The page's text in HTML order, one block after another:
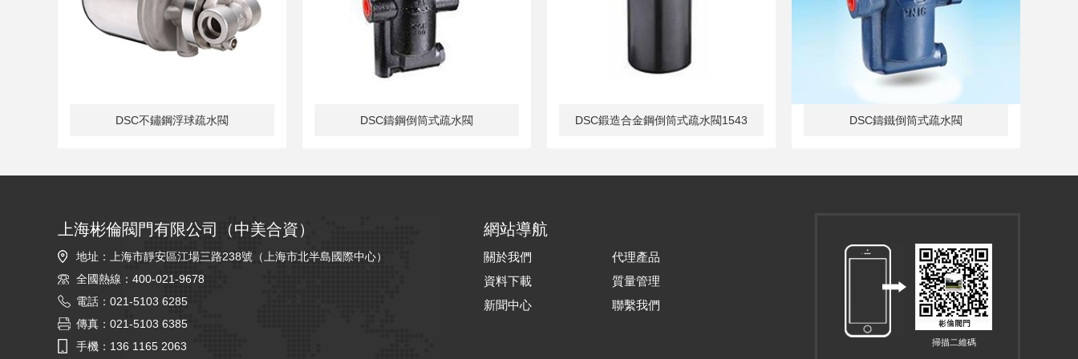
DSC不鏽鋼浮球疏水閥 DSC鑄鋼倒筒式疏水閥 DSC鍛造合金鋼倒筒式疏水閥1543 DSC鑄鐵倒筒式疏水閥
上海彬倫閥門有限公司（中美合資）
地址：上海市靜安區江場三路238號（上海市北半島國際中心）
全國熱線：400-021-9678
電話：021-5103 6285
傳真：021-5103 6385
手機：136 1165 2063
網站導航
關於我們
代理產品
資料下載
質量管理
新聞中心
聯繫我們
掃描二維碼